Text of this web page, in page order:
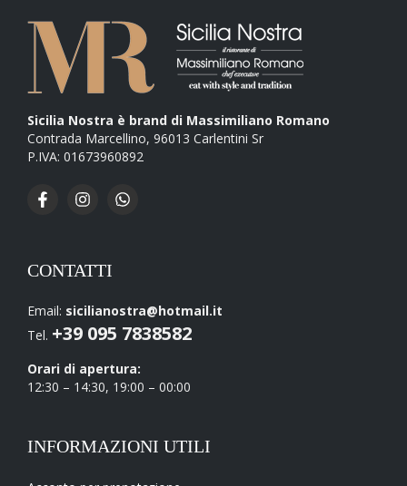
Sicilia Nostra è brand di Massimiliano Romano
Contrada Marcellino, 96013 Carlentini Sr
P.IVA: 01673960892
CONTATTI
Email: sicilianostra@hotmail.it
Tel. +39 095 7838582
Orari di apertura:
12:30 – 14:30, 19:00 – 00:00
INFORMAZIONI UTILI